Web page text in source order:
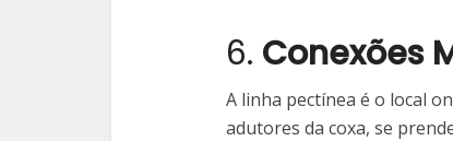
6. Conexões
A linha pectínea é o local
adutores da coxa, se